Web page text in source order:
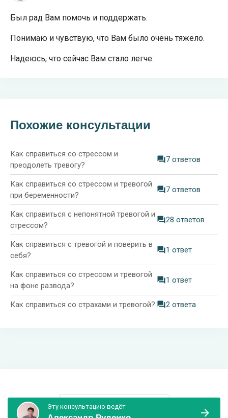
Был рад Вам помочь и поддержать.
Понимаю и чувствую, что Вам было очень тяжело.
Надеюсь, что сейчас Вам стало легче.
Похожие консультации
Как справиться со стрессом и
преодолеть тревогу?
7 ответов
Как справиться со стрессом и тревогой
при беременности?
7 ответов
Как справиться с непонятной тревогой и
стрессом?
28 ответов
Как справиться с тревогой и поверить в
себя?
1 ответ
Как справиться со стрессом и тревогой
на фоне развода?
1 ответ
Как справиться со страхами и тревогой? 2 ответа
Эту консультацию ведёт